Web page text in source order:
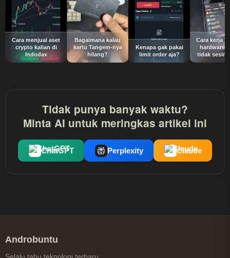
Cara menjual aset
crypto kalian di
Indodax
Bagaimana kalau
kartu Tangem-nya
hilang?
Kenapa gak pakai
limit order aja?
Cara kerja
hardware
tidak
Tidak punya banyak waktu?
Minta AI untuk meringkas artikel ini
ChatGPT Perplexity Claude
Androbuntu